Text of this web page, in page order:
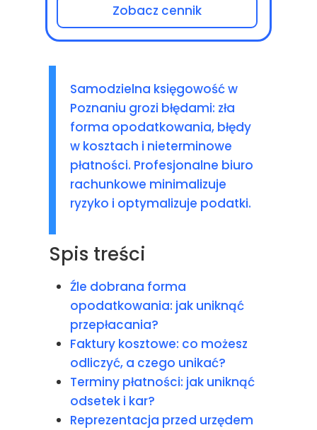
Samodzielna księgowość w
Poznaniu grozi błędami: zła
forma opodatkowania, błędy
w kosztach i nieterminowe
płatności. Profesjonalne biuro
rachunkowe minimalizuje
ryzyko i optymalizuje podatki.
Spis treści
Źle dobrana forma
opodatkowania: jak uniknąć
przepłacania?
Faktury kosztowe: co możesz
odliczyć, a czego unikać?
Terminy płatności: jak uniknąć
odsetek i kar?
Reprezentacja przed urzędem
Zobacz cennik